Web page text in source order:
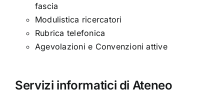
fascia
Modulistica ricercatori
Rubrica telefonica
Agevolazioni e Convenzioni attive
Servizi informatici di Ateneo